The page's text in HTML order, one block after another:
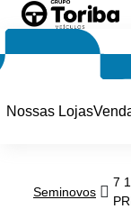
Nossas Lojas
Seminovos
7